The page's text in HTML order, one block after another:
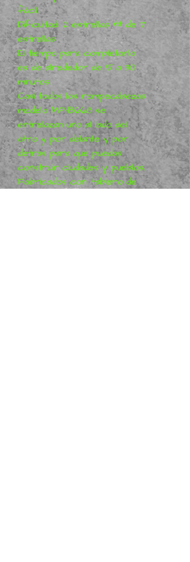
fácil.
Dificultad: 2 estrellas ** de 7
estrellas
El tiempo para completarlo
es de alrededor de 15 a 30
minutos.
Casi todos los rompecabezas
modelo MP-B668 se
entrelazan uno al lado del
otro y por delante y por
detrás para que puedas
construir ciudades y pueblos.
Fabricados con: tablero de